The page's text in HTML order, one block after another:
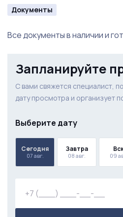
Документы
Все документы в наличии и
Запланируйте
С вами свяжется специалист,
дату просмотра и организует
Выберите дату
Сегодня
07 авг.
Завтра
08 авг. 09